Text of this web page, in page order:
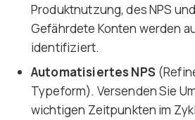
Produktnutzung, des NPS
Gefährdete Konten werden
identifiziert.
Automatisiertes NPS
Typeform). Versenden Sie
wichtigen Zeitpunkten im